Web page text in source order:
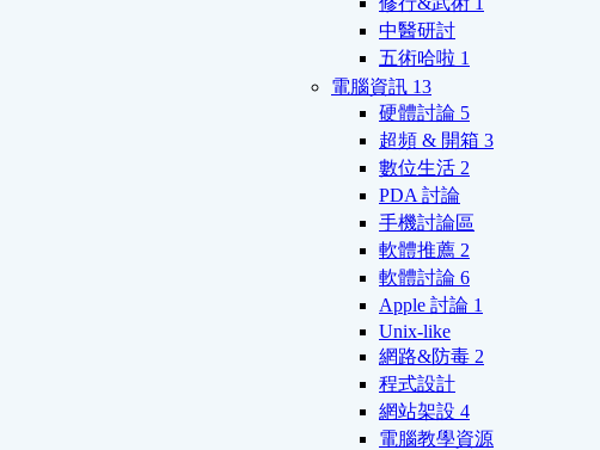
中醫研討
五術哈啦 1
電腦資訊 13
硬體討論 5
超頻 & 開箱 3
數位生活 2
PDA 討論
手機討論區
軟體推薦 2
軟體討論 6
Apple 討論 1
Unix-like
網路&防毒 2
程式設計
網站架設 4
電腦教學資源